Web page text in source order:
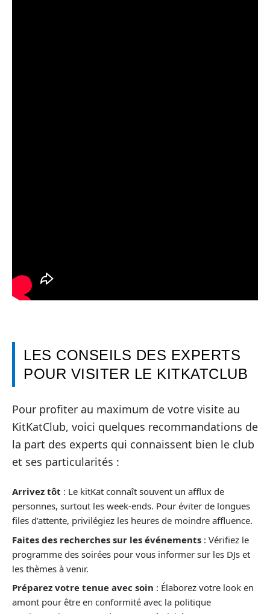
LES CONSEILS DES EXPERTS
POUR VISITER LE KITKATCLUB
Pour profiter au maximum de votre visite au
KitKatClub, voici quelques recommandations de
la part des experts qui connaissent bien le club
et ses particularités :
Arrivez tôt : Le kitKat connaît souvent un afflux de
personnes, surtout les week-ends. Pour éviter de longues
files d’attente, privilégiez les heures de moindre affluence.
Faites des recherches sur les événements : Vérifiez le
programme des soirées pour vous informer sur les DJs et
les thèmes à venir.
Préparez votre tenue avec soin : Élaborez votre look en
amont pour être en conformité avec la politique